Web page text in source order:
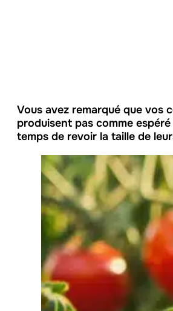
Vous avez remarqué que vos
produisent pas comme
temps de revoir la taille de